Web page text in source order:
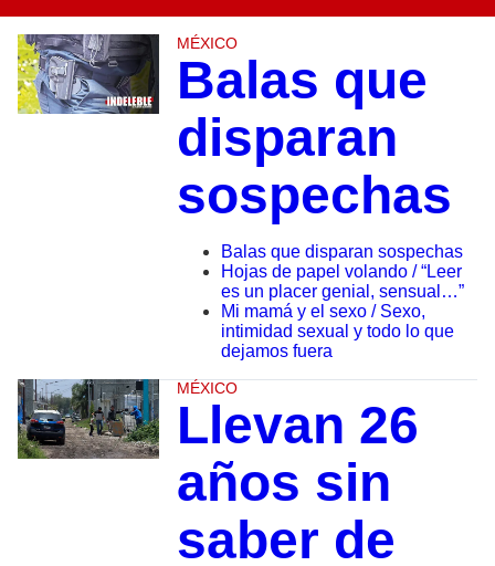
MÉXICO
Balas que
disparan
sospechas
Balas que disparan sospechas
Hojas de papel volando / “Leer
es un placer genial, sensual…”
Mi mamá y el sexo / Sexo,
intimidad sexual y todo lo que
dejamos fuera
MÉXICO
Llevan 26
años sin
saber de